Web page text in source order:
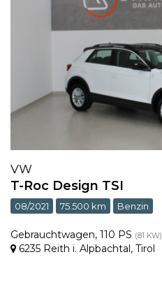
VW
T-Roc Design TSI
08/2021 75.500 km Benzin
Gebrauchtwagen, 110 PS (81 KW)
6235 Reith i. Alpbachtal , Tirol